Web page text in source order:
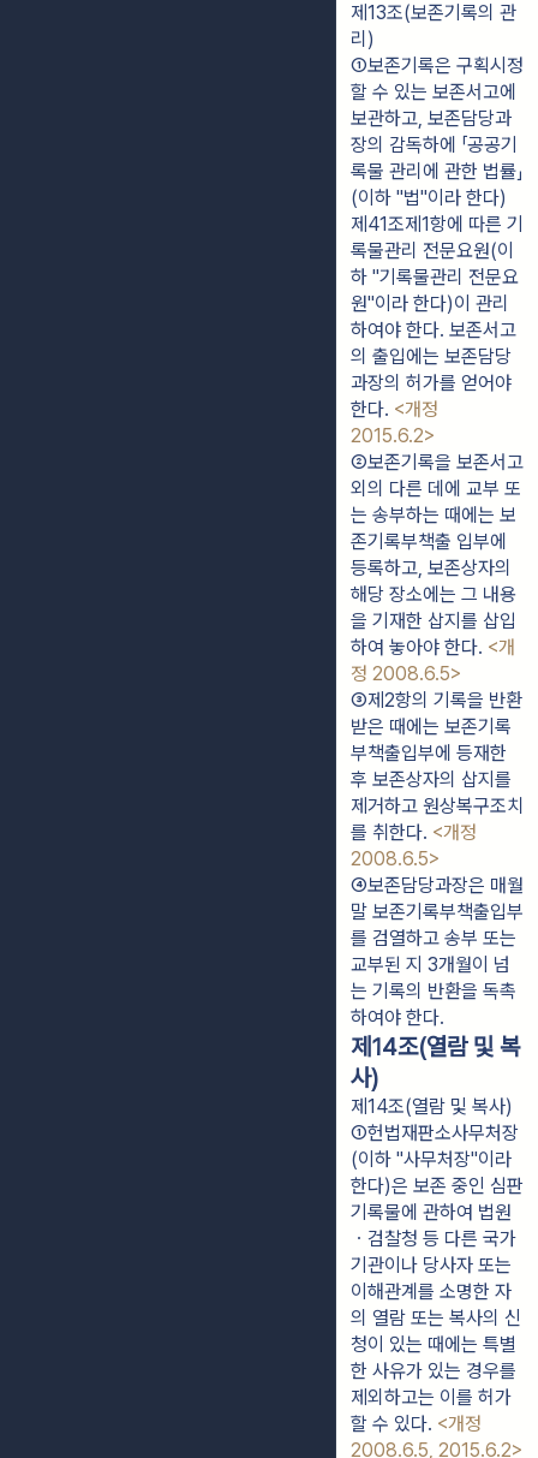
제13조(보존기록의 관
리)
①보존기록은 구획시정
할 수 있는 보존서고에
보관하고, 보존담당과
장의 감독하에 「공공기
록물 관리에 관한 법률」
(이하 "법"이라 한다)
제41조제1항에 따른 기
록물관리 전문요원(이
하 "기록물관리 전문요
원"이라 한다)이 관리
하여야 한다. 보존서고
의 출입에는 보존담당
과장의 허가를 얻어야
한다. <개정
2015.6.2>
②보존기록을 보존서고
외의 다른 데에 교부 또
는 송부하는 때에는 보
존기록부책출 입부에
등록하고, 보존상자의
해당 장소에는 그 내용
을 기재한 삽지를 삽입
하여 놓아야 한다. <개
정 2008.6.5>
③제2항의 기록을 반환
받은 때에는 보존기록
부책출입부에 등재한
후 보존상자의 삽지를
제거하고 원상복구조치
를 취한다. <개정
2008.6.5>
④보존담당과장은 매월
말 보존기록부책출입부
를 검열하고 송부 또는
교부된 지 3개월이 넘
는 기록의 반환을 독촉
하여야 한다.
제14조(열람 및 복
사)
제14조(열람 및 복사)
①헌법재판소사무처장
(이하 "사무처장"이라
한다)은 보존 중인 심판
기록물에 관하여 법원
ㆍ검찰청 등 다른 국가
기관이나 당사자 또는
이해관계를 소명한 자
의 열람 또는 복사의 신
청이 있는 때에는 특별
한 사유가 있는 경우를
제외하고는 이를 허가
할 수 있다. <개정
2008.6.5, 2015.6.2>